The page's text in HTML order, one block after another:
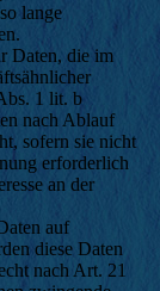
lange
Daten, die im
1 lit. b
nach Ablauf
sofern sie nicht
erforderlich
an der
auf
diese Daten
nach Art. 21